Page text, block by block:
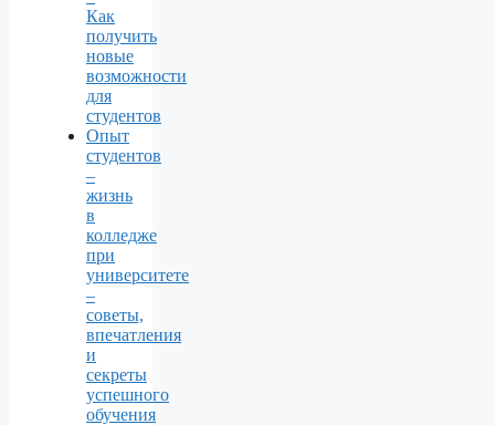
Как
получить
новые
возможности
для
студентов
Опыт
студентов
–
жизнь
в
колледже
при
университете
–
советы,
впечатления
и
секреты
успешного
обучения